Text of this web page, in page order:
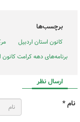
برچسب‌ها
کانون استان اردبیل
برنامه‌های دهه کرامت کانون
ارسال نظر
نام *